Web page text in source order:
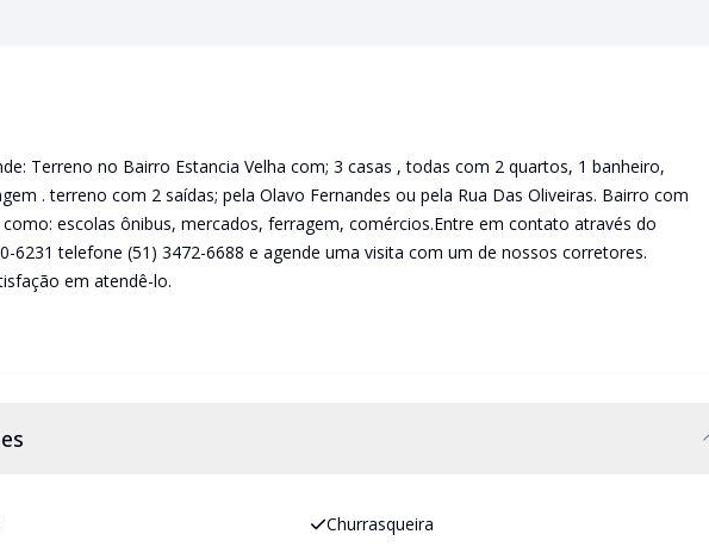
Terreno no Bairro Estancia Velha com; 3 casas , todas com 2 quartos, 1 banheiro,
. terreno com 2 saídas; pela Olavo Fernandes ou pela Rua Das Oliveiras. Bairro com
escolas ônibus, mercados, ferragem, comércios.Entre em contato através do
6231 telefone (51) 3472-6688 e agende uma visita com um de nossos corretores.
em atendê-lo.
Churrasqueira